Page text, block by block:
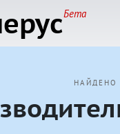
Бета
НАЙДЕНО